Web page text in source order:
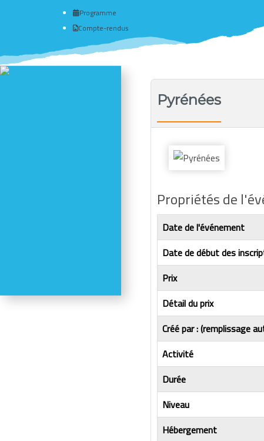
Programme
Compte-rendus
Pyrénées
Propriétés de
Date de l'événement
Date de début des
Prix
Détail du prix
Créé par : (remplissage
Activité
Durée
Niveau
Hébergement